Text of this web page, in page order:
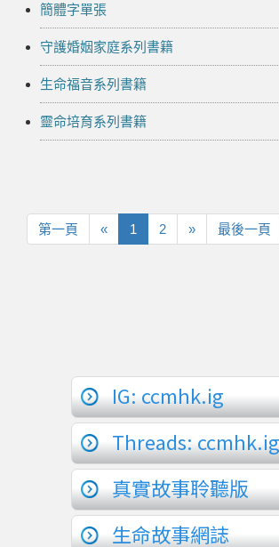
簡體字單張
守護婚姻家庭系列書籍
生命福音系列書籍
靈命培育系列書籍
第一頁
一
«上
一
1 2 »下
一
最後一頁
後
IG: ccmhk.ig
Threads: ccmhk.ig
真實故事聆聽版
生命故事網誌